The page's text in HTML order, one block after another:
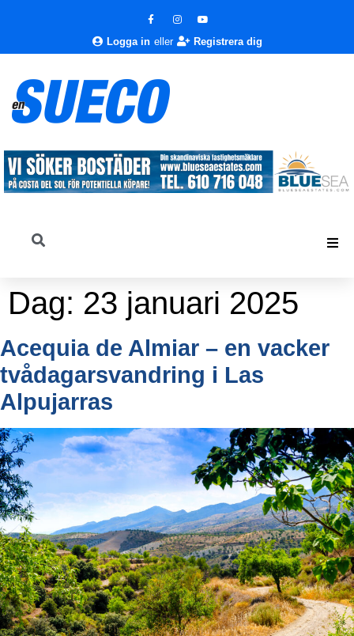
Logga in eller Registrera dig
Dag: 23 januari 2025
Acequia de Almiar – en vacker
tvådagarsvandring i Las
Alpujarras